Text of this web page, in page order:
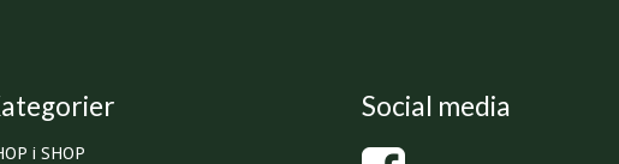
i SHOP
Social media